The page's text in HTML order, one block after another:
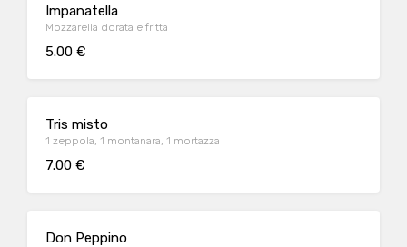
Impanatella
Mozzarella dorata e fritta
5.00 €
Tris misto
1 zeppola, 1 montanara, 1 mortazza
7.00 €
Don Peppino